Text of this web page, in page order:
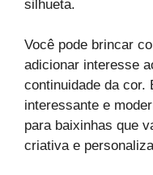
silhueta.
Você pode brincar
adicionar interesse
continuidade da cor.
interessante e
para baixinhas que
criativa e